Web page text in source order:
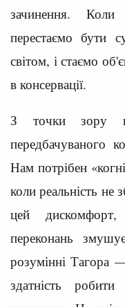
зачинення.
перестаємо бути
світом, і стаємо
в консервації.
З точки зору
передбачуваного
Нам потрібен
коли реальність не
цей
переконань
розумінні Тагора
здатність